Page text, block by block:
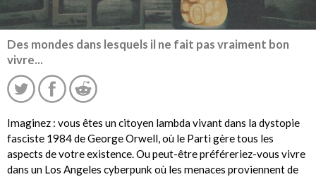
Des mondes dans lesquels il ne fait pas vraiment bon
vivre...
Imaginez : vous êtes un citoyen lambda vivant dans la dystopie
fasciste 1984 de George Orwell, où le Parti gère tous les
aspects de votre existence. Ou peut-être préféreriez-vous vivre
dans un Los Angeles cyberpunk où les menaces proviennent de